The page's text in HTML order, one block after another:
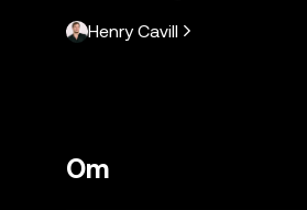
Henry Cavill
Om